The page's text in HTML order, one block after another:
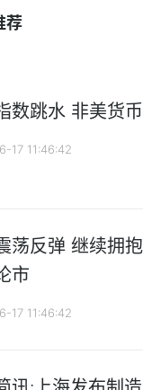
荐
数跳水 非美货
17 11:46:42
荡反弹 继续拥抱
市
17 11:46:42